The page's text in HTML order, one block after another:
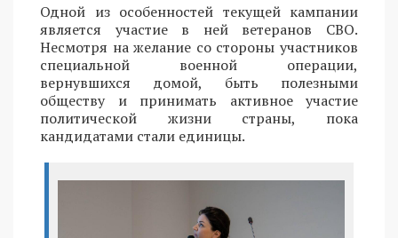
Одной из особенностей текущей кампании
является участие в ней ветеранов СВО.
Несмотря на желание со стороны участников
специальной военной операции,
вернувшихся домой, быть полезными
обществу и принимать активное участие
политической жизни страны, пока
кандидатами стали единицы.